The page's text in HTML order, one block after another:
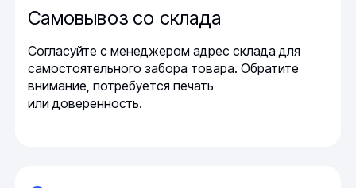
Самовывоз со склада
Согласуйте с менеджером адрес склада для
самостоятельного забора товара. Обратите
внимание, потребуется печать
или доверенность.